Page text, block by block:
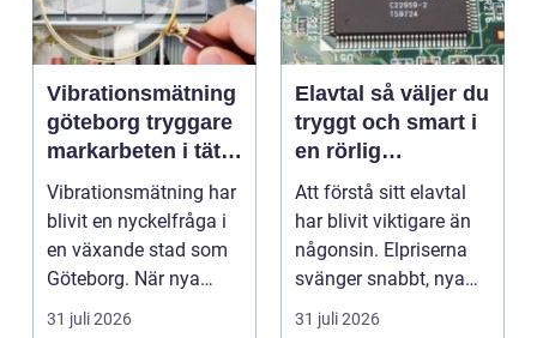
Vibrationsmätning
göteborg tryggare
markarbeten i tät
stadsmiljö
Vibrationsmätning har
blivit en nyckelfråga i
en växande stad som
Göteborg. När nya
bostäder, broar,...
31 juli 2026
Elavtal så väljer du
tryggt och smart i
en rörlig
elmarknad
Att förstå sitt elavtal
har blivit viktigare än
någonsin. Elpriserna
svänger snabbt, nya
typer av av...
31 juli 2026